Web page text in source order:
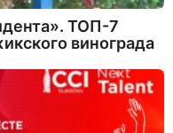
ТОП-7
винограда